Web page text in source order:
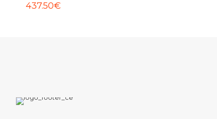
437.50€